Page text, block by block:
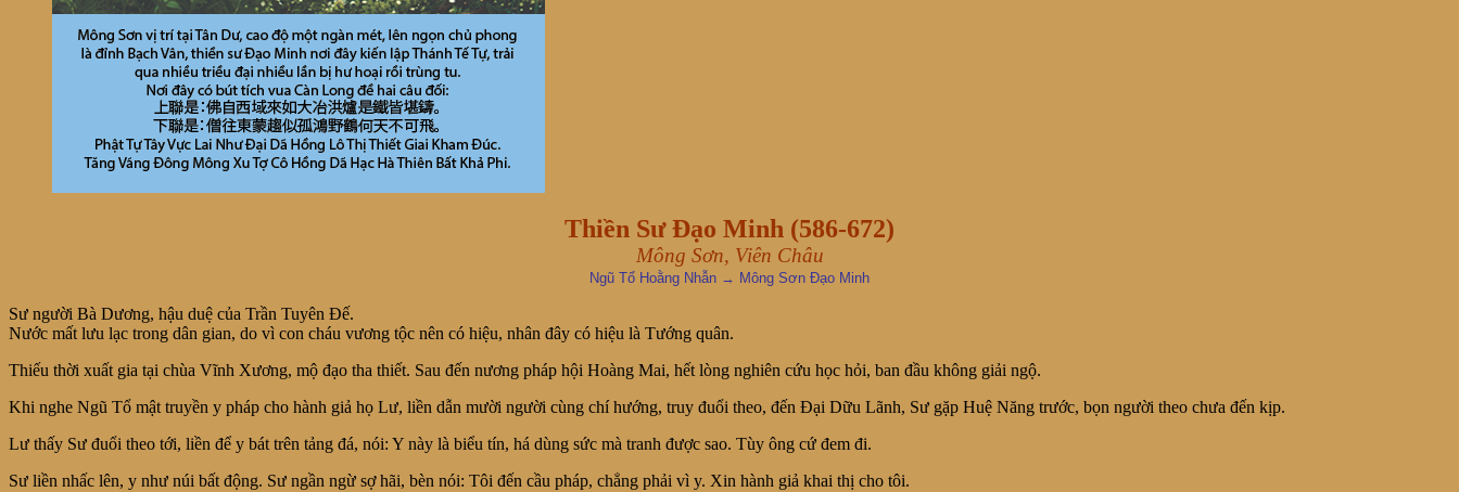
Thiền Sư Đạo Minh (586-672)
Mông Sơn, Viên Châu
Ngũ Tổ Hoằng Nhẫn → Mông Sơn Đạo Minh
Sư người Bà Dương, hậu duệ của Trần Tuyên Đế.
Nước mất lưu lạc trong dân gian, do vì con cháu vương tộc nên có hiệu, nhân đây có hiệu là Tướng quân.
Thiếu thời xuất gia tại chùa Vĩnh Xương, mộ đạo tha thiết. Sau đến nương pháp hội Hoàng Mai, hết lòng nghiên cứu học hỏi, ban đầu không giải ngộ.
Khi nghe Ngũ Tổ mật truyền y pháp cho hành giả họ Lư, liền dẫn mười người cùng chí hướng, truy đuổi theo, đến Đại Dữu Lãnh, Sư gặp Huệ Năng trước, bọn người theo chưa đến kịp.
Lư thấy Sư đuổi theo tới, liền để y bát trên tảng đá, nói: Y này là biểu tín, há dùng sức mà tranh được sao. Tùy ông cứ đem đi.
Sư liền nhấc lên, y như núi bất động. Sư ngần ngừ sợ hãi, bèn nói: Tôi đến cầu pháp, chẳng phải vì y. Xin hành giả khai thị cho tôi.